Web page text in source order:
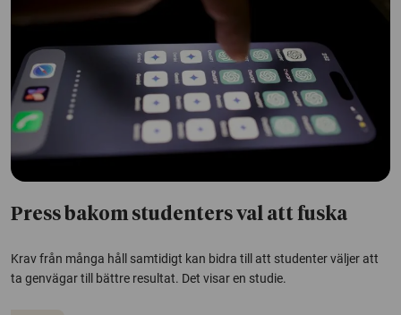
Press bakom studenters val att fuska
Krav från många håll samtidigt kan bidra till att studenter väljer att
ta genvägar till bättre resultat. Det visar en studie.